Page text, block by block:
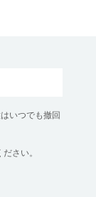
いつでも撤回
さい。